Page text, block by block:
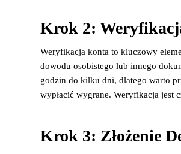
Krok 2:
Weryfikacja konta to kluczowy
dowodu osobistego lub innego
godzin do kilku dni, dlatego warto
wypłacić wygrane. Weryfikacja jest
Krok 3: Złożenie